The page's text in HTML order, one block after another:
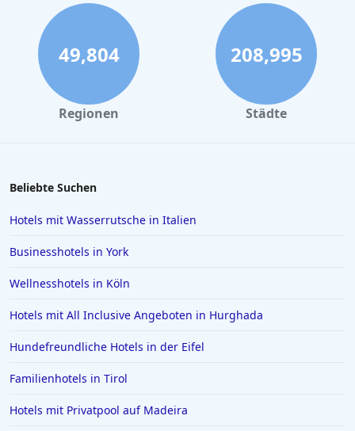
49,804
Regionen
208,995
Städte
Beliebte Suchen
Hotels mit Wasserrutsche in Italien
Businesshotels in York
Wellnesshotels in Köln
Hotels mit All Inclusive Angeboten in Hurghada
Hundefreundliche Hotels in der Eifel
Familienhotels in Tirol
Hotels mit Privatpool auf Madeira